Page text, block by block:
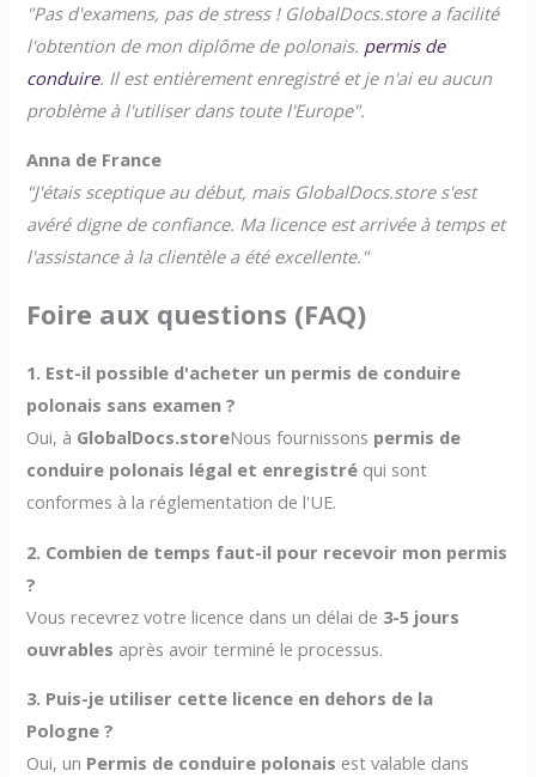
"Pas d'examens, pas de stress ! GlobalDocs.store a facilité
l'obtention de mon diplôme de polonais. permis de
conduire. Il est entièrement enregistré et je n'ai eu aucun
problème à l'utiliser dans toute l'Europe".
Anna de France
"J'étais sceptique au début, mais GlobalDocs.store s'est
avéré digne de confiance. Ma licence est arrivée à temps et
l'assistance à la clientèle a été excellente."
Foire aux questions (FAQ)
1. Est-il possible d'acheter un permis de conduire
polonais sans examen ?
Oui, à GlobalDocs.storeNous fournissons permis de
conduire polonais légal et enregistré qui sont
conformes à la réglementation de l'UE.
2. Combien de temps faut-il pour recevoir mon permis
?
Vous recevrez votre licence dans un délai de 3-5 jours
ouvrables après avoir terminé le processus.
3. Puis-je utiliser cette licence en dehors de la
Pologne ?
Oui, un Permis de conduire polonais est valable dans